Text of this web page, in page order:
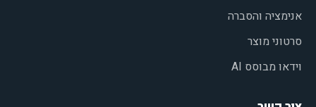
אנימציה והסברה
סרטוני מוצר
וידאו מבוסס AI